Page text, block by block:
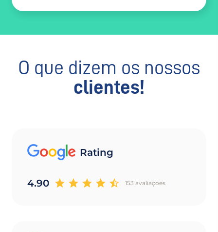
O que dizem os nossos
clientes!
Rating
4.90 153 avaliaçoes